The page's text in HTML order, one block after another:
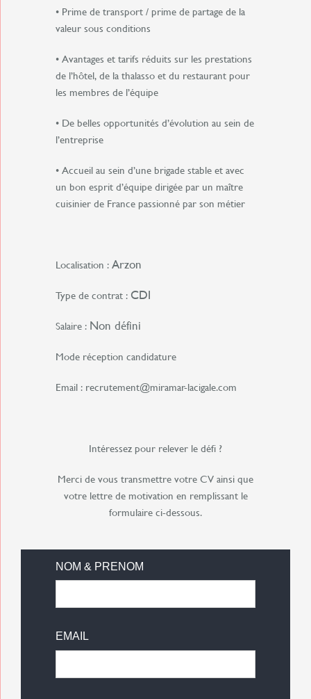
• Prime de transport / prime de partage de la
valeur sous conditions
• Avantages et tarifs réduits sur les prestations
de l’hôtel, de la thalasso et du restaurant pour
les membres de l’équipe
• De belles opportunités d’évolution au sein de
l’entreprise
• Accueil au sein d’une brigade stable et avec
un bon esprit d’équipe dirigée par un maître
cuisinier de France passionné par son métier
Localisation :Arzon
Type de contrat : CDI
Salaire : Non défini
Mode réception candidature
Email : recrutement@miramar-lacigale.com
Intéressez pour relever le défi ?
Merci de vous transmettre votre CV ainsi que
votre lettre de motivation en remplissant le
formulaire ci-dessous.
NOM & PRENOM
EMAIL